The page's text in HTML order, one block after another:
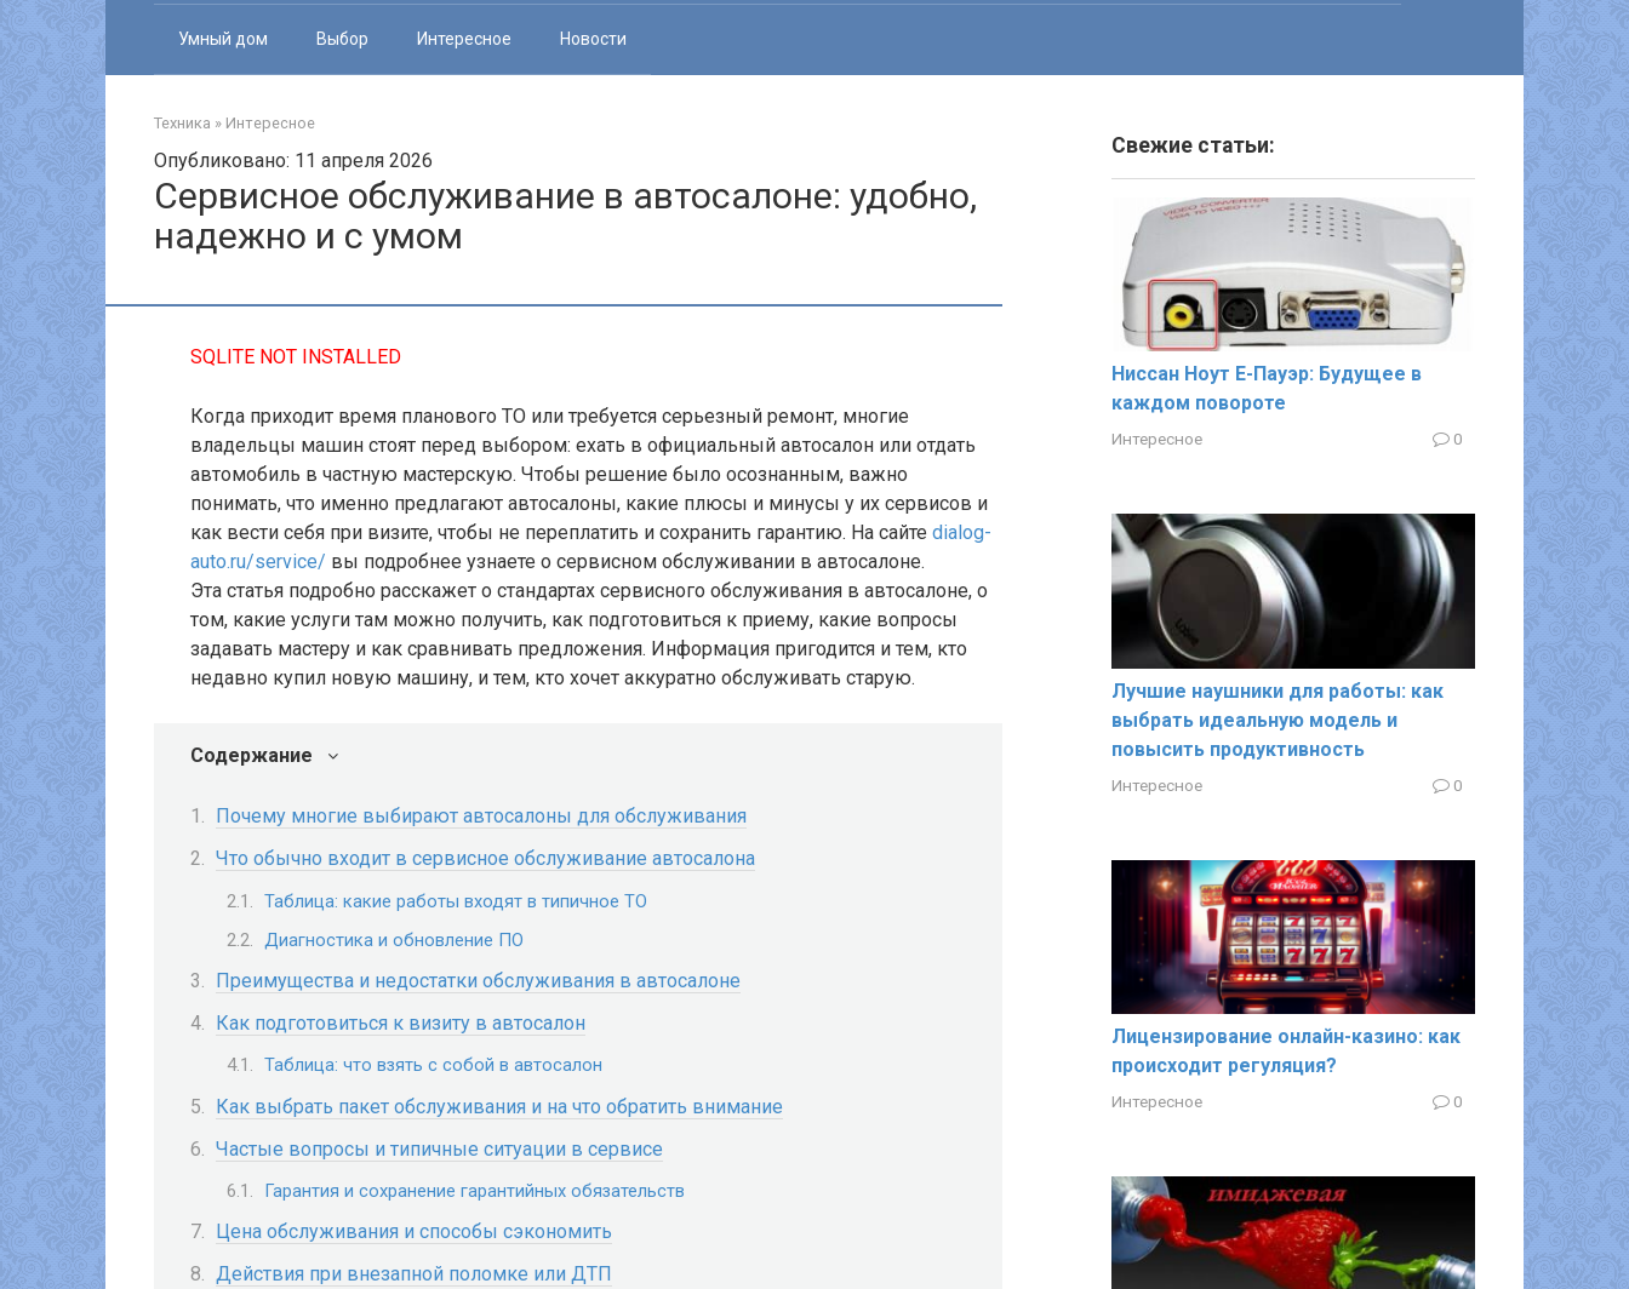
Умный дом Выбор Интересное Новости
Техника » Интересное
Опубликовано: 11 апреля 2026
Сервисное обслуживание в автосалоне: удобно,
надежно и с умом
SQLITE NOT INSTALLED
Когда приходит время планового ТО или требуется серьезный ремонт, многие
владельцы машин стоят перед выбором: ехать в официальный автосалон или отдать
автомобиль в частную мастерскую. Чтобы решение было осознанным, важно
понимать, что именно предлагают автосалоны, какие плюсы и минусы у их сервисов и
как вести себя при визите, чтобы не переплатить и сохранить гарантию. На сайте dialog-
auto.ru/service/ вы подробнее узнаете о сервисном обслуживании в автосалоне.
Эта статья подробно расскажет о стандартах сервисного обслуживания в автосалоне, о
том, какие услуги там можно получить, как подготовиться к приему, какие вопросы
задавать мастеру и как сравнивать предложения. Информация пригодится и тем, кто
недавно купил новую машину, и тем, кто хочет аккуратно обслуживать старую.
Содержание
Почему многие выбирают автосалоны для обслуживания
Что обычно входит в сервисное обслуживание автосалона
Таблица: какие работы входят в типичное ТО
Диагностика и обновление ПО
Преимущества и недостатки обслуживания в автосалоне
Как подготовиться к визиту в автосалон
Таблица: что взять с собой в автосалон
Как выбрать пакет обслуживания и на что обратить внимание
Частые вопросы и типичные ситуации в сервисе
Гарантия и сохранение гарантийных обязательств
Цена обслуживания и способы сэкономить
Действия при внезапной поломке или ДТП
Свежие статьи:
Ниссан Ноут Е-Пауэр: Будущее в
каждом повороте
Интересное 0
Лучшие наушники для работы: как
выбрать идеальную модель и
повысить продуктивность
Интересное 0
Лицензирование онлайн-казино: как
происходит регуляция?
Интересное 0